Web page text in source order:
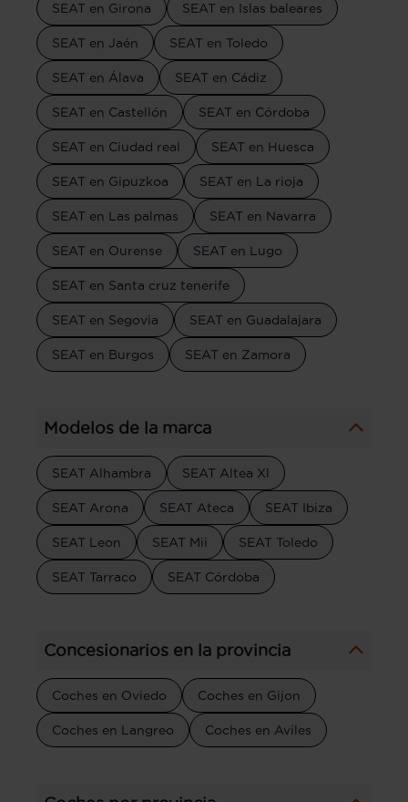
SEAT en Girona SEAT en Islas baleares
SEAT en Jaén SEAT en Toledo
SEAT en Álava SEAT en Cádiz
SEAT en Castellón SEAT en Córdoba
SEAT en Ciudad real SEAT en Huesca
SEAT en Gipuzkoa SEAT en La rioja
SEAT en Las palmas SEAT en Navarra
SEAT en Ourense SEAT en Lugo
SEAT en Santa cruz tenerife
SEAT en Segovia SEAT en Guadalajara
SEAT en Burgos SEAT en Zamora
Modelos de la marca
SEAT Alhambra SEAT Altea Xl
SEAT Arona SEAT Ateca SEAT Ibiza
SEAT Leon SEAT Mii SEAT Toledo
SEAT Tarraco SEAT Córdoba
Concesionarios en la provincia
Coches en Oviedo Coches en Gijon
Coches en Langreo Coches en Aviles